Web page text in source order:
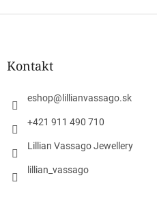
Z
Kontakt
eshop@ lillianvassago.sk
+421 911 490 710
Lillian Vassago Jewellery
lillian_vassago